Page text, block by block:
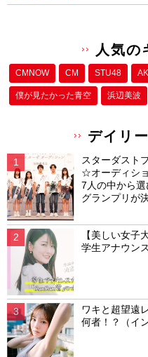
人気の
CMNOW CM STU48
僕が⾒たかった⻘空 浜辺美波
デイリ
スターダスト
☆オーディシ
7人の中から
グランプリが
【美しい女子
学生アナウン
ワキと超望遠
何者！？（イ